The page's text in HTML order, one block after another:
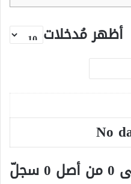
أظهر مُدخلات
No